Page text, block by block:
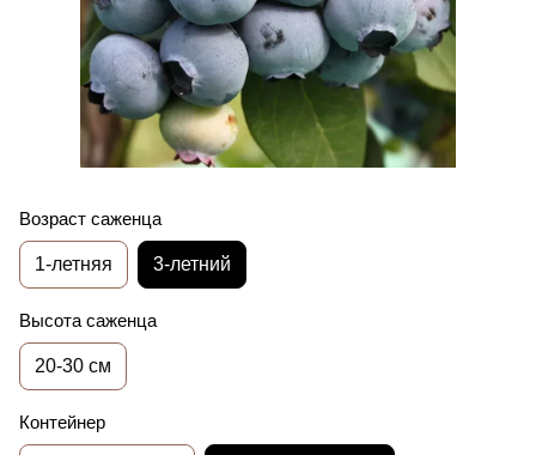
Возраст саженца
1-летняя 3-летний
Высота саженца
20-30 см
Контейнер